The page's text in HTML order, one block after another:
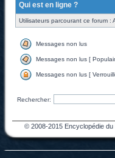
Qui est en ligne ?
Utilisateurs parcourant ce forum :
Messages non lus
Messages non lus [
Messages non lus [
Rechercher:
© 2008-2015 Encyclopédie du